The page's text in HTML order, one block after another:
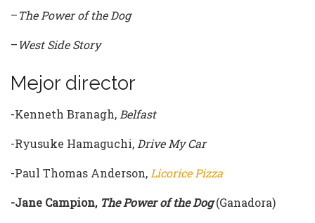
–The Power of the Dog
–West Side Story
Mejor director
-Kenneth Branagh, Belfast
-Ryusuke Hamaguchi, Drive My Car
-Paul Thomas Anderson, Licorice Pizza
-Jane Campion, The Power of the Dog(Ganadora)